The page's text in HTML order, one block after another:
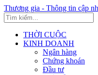
Thương gia - Thông tin cập
THỜI CUỘC
KINH DOANH
Ngân hàng
Chứng khoán
Đầu tư